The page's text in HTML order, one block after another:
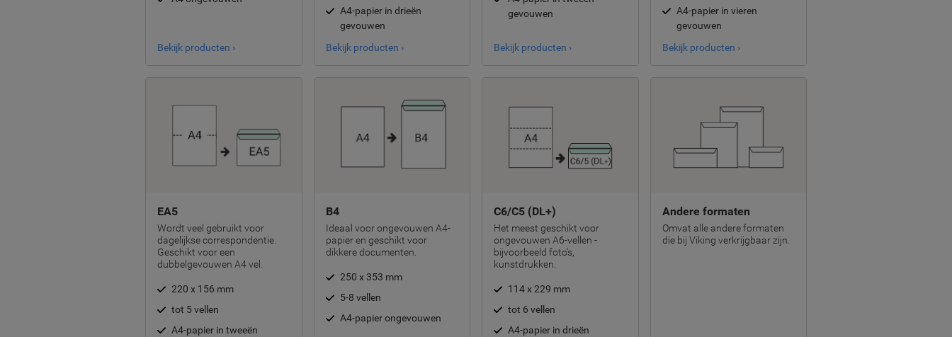
Bekijk producten ›
A4-papier in drieën
gevouwen
Bekijk producten ›
gevouwen
Bekijk producten ›
A4-papier in vieren
gevouwen
Bekijk producten ›
EA5
Wordt veel gebruikt voor
dagelijkse correspondentie.
Geschikt voor een
dubbelgevouwen A4 vel.
220 x 156 mm
tot 5 vellen
A4-papier in tweeën
B4
Ideaal voor ongevouwen A4-
papier en geschikt voor
dikkere documenten.
250 x 353 mm
5-8 vellen
A4-papier ongevouwen
C6/C5 (DL+)
Het meest geschikt voor
ongevouwen A6-vellen -
bijvoorbeeld foto's,
kunstdrukken.
114 x 229 mm
tot 6 vellen
A4-papier in drieën
Andere formaten
Omvat alle andere formaten
die bij Viking verkrijgbaar zijn.